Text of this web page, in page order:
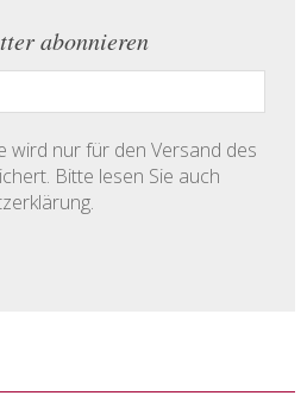
abonnieren
wird nur für den Versand des
Bitte lesen Sie auch